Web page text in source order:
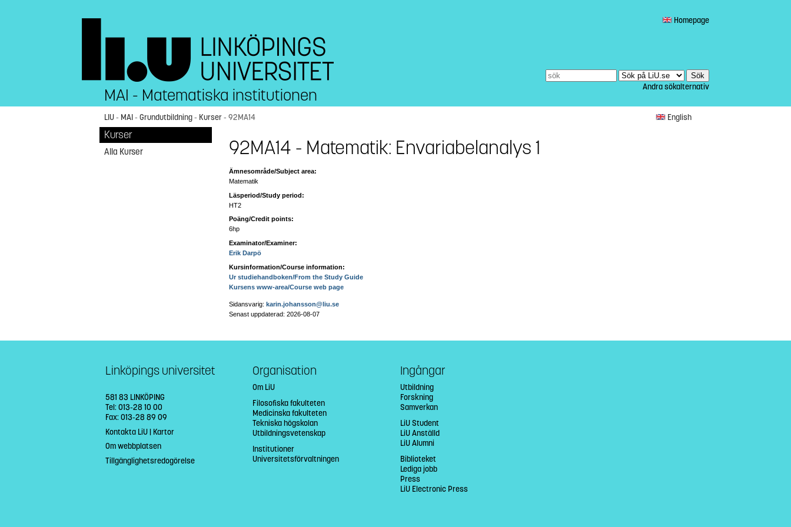
Homepage
Andra sökalternativ
MAI - Matematiska institutionen
LIU- MAI- Grundutbildning- Kurser- 92MA14 English
Kurser
Alla Kurser 92MA14 - Matematik: Envariabelanalys 1
Ämnesområde/Subject area:
Matematik
Läsperiod/Study period:
HT2
Poäng/Credit points:
6hp
Examinator/Examiner:
Erik Darpö
Kursinformation/Course information:
Ur studiehandboken/From the Study Guide
Kursens www-area/Course web page
Sidansvarig:karin.johansson@liu.se
Senast uppdaterad: 2026-08-07
Linköpings universitet
581 83 LINKÖPING
Tel: 013-28 10 00
Fax: 013-28 89 09
Kontakta LiU| Kartor
Om webbplatsen
Tillgänglighetsredogörelse
Organisation
Om LiU
Filosofiska fakulteten
Medicinska fakulteten
Tekniska högskolan
Utbildningsvetenskap
Institutioner
Universitetsförvaltningen
Ingångar
Utbildning
Forskning
Samverkan
LiU Student
LiU Anställd
LiU Alumni
Biblioteket
Lediga jobb
Press
LiU Electronic Press